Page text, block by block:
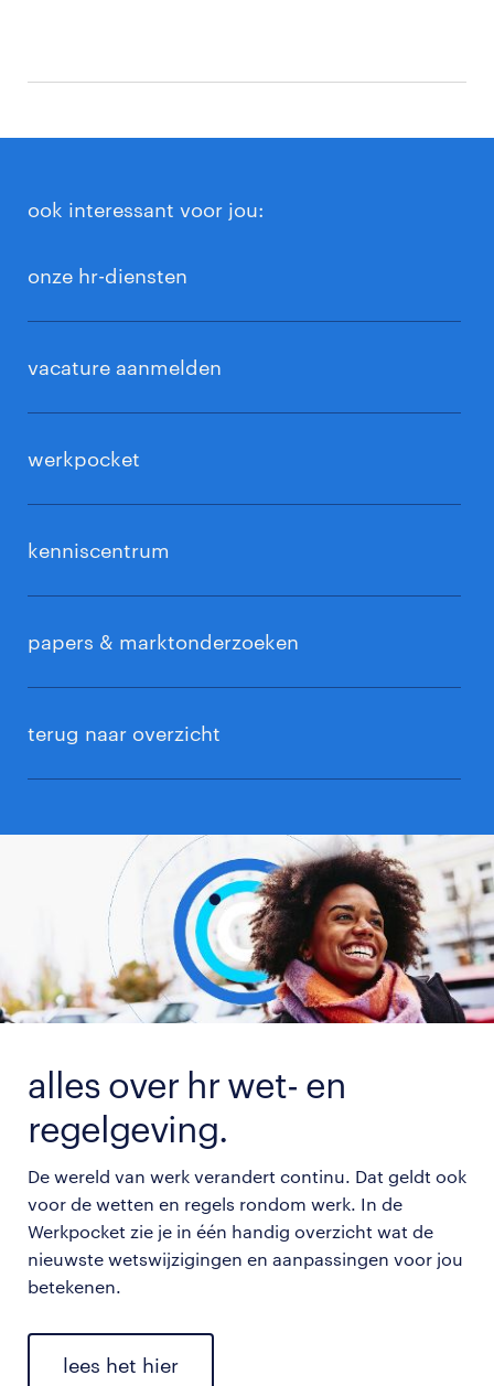
ook interessant voor jou:
onze hr-diensten
vacature aanmelden
werkpocket
kenniscentrum
papers & marktonderzoeken
terug naar overzicht
alles over hr wet- en
regelgeving.
De wereld van werk verandert continu. Dat geldt ook
voor de wetten en regels rondom werk. In de
Werkpocket zie je in één handig overzicht wat de
nieuwste wetswijzigingen en aanpassingen voor jou
betekenen.
lees het hier